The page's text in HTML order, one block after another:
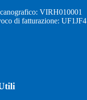
VIRH010001
di fatturazione: UF1JF4